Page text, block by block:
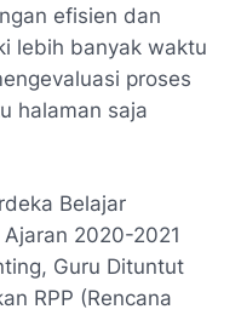
efisien dan
lebih banyak waktu
proses
halaman saja
Belajar
2020-2021
Guru Dituntut
RPP (Rencana